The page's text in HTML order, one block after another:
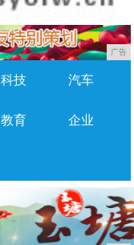
广告
科技 汽车
教育 企业